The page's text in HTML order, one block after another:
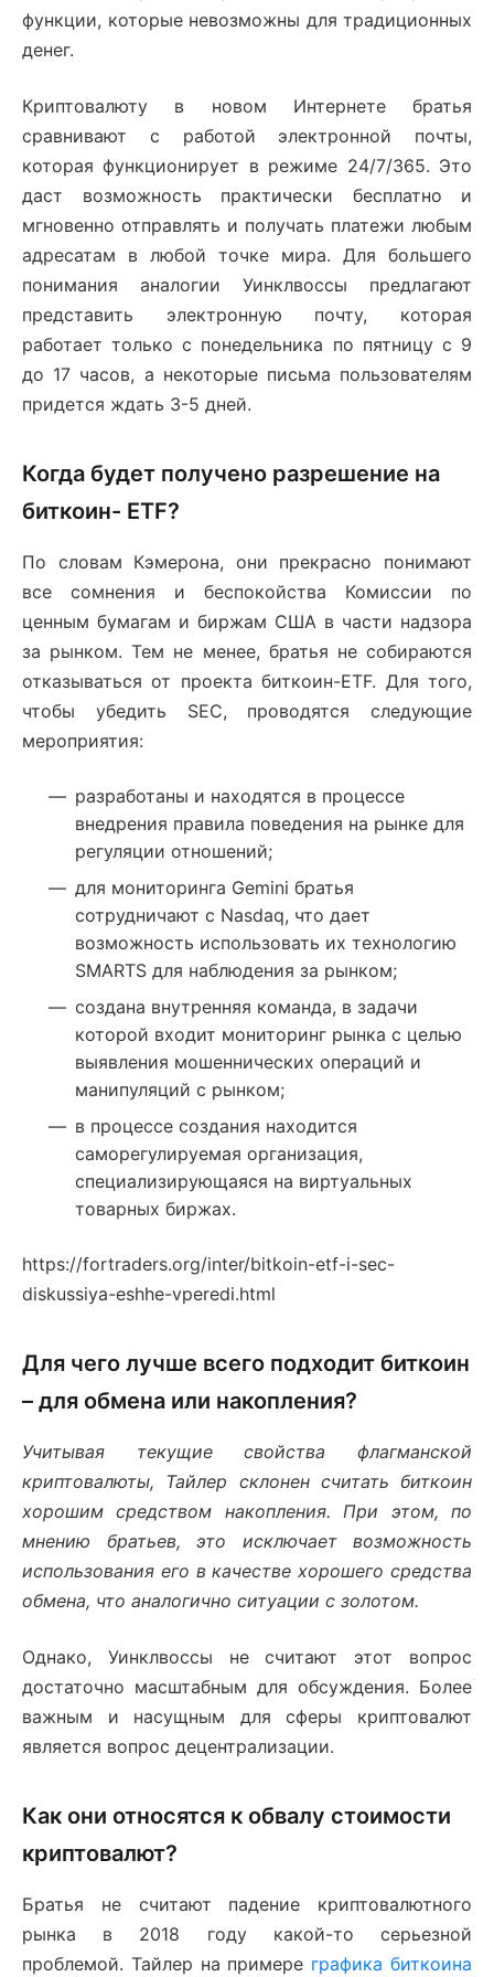
функции, которые невозможны для традиционных
денег.
Криптовалюту в новом Интернете братья
сравнивают с работой электронной почты,
которая функционирует в режиме 24/7/365. Это
даст возможность практически бесплатно и
мгновенно отправлять и получать платежи любым
адресатам в любой точке мира. Для большего
понимания аналогии Уинклвоссы предлагают
представить электронную почту, которая
работает только с понедельника по пятницу с 9
до 17 часов, а некоторые письма пользователям
придется ждать 3-5 дней.
Когда будет получено разрешение на
биткоин- ETF?
По словам Кэмерона, они прекрасно понимают
все сомнения и беспокойства Комиссии по
ценным бумагам и биржам США в части надзора
за рынком. Тем не менее, братья не собираются
отказываться от проекта биткоин-ETF. Для того,
чтобы убедить SEC, проводятся следующие
мероприятия:
разработаны и находятся в процессе
внедрения правила поведения на рынке для
регуляции отношений;
для мониторинга Gemini братья
сотрудничают с Nasdaq, что дает
возможность использовать их технологию
SMARTS для наблюдения за рынком;
создана внутренняя команда, в задачи
которой входит мониторинг рынка с целью
выявления мошеннических операций и
манипуляций с рынком;
в процессе создания находится
саморегулируемая организация,
специализирующаяся на виртуальных
товарных биржах.
https://fortraders.org/inter/bitkoin-etf-i-sec-
diskussiya-eshhe-vperedi.html
Для чего лучше всего подходит биткоин
– для обмена или накопления?
Учитывая текущие свойства флагманской
криптовалюты, Тайлер склонен считать биткоин
хорошим средством накопления. При этом, по
мнению братьев, это исключает возможность
использования его в качестве хорошего средства
обмена, что аналогично ситуации с золотом.
Однако, Уинклвоссы не считают этот вопрос
достаточно масштабным для обсуждения. Более
важным и насущным для сферы криптовалют
является вопрос децентрализации.
Как они относятся к обвалу стоимости
криптовалют?
Братья не считают падение криптовалютного
рынка в 2018 году какой-то серьезной
проблемой. Тайлер на примере графика биткоина